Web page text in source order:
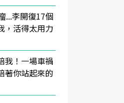
...李開復17個
，活得太用力
我！一場車禍
著你站起來的